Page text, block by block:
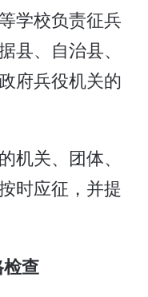
学校负责征兵
县、自治县、
府兵役机关的
机关、团体、
时应征，并提
查